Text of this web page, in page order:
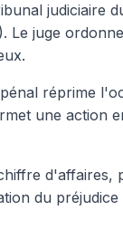
judiciaire
juge
réprime
une action
d'affaires,
du